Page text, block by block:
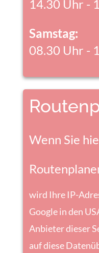
14.30 Uhr -
Samstag:
08.30 Uhr -
Wenn Sie
wird Ihre IP-
Google in den
Anbieter dieser
auf diese